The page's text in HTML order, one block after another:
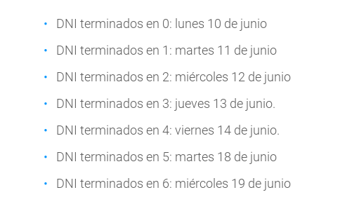
DNI terminados en 0: lunes 10 de junio
DNI terminados en 1: martes 11 de junio
DNI terminados en 2: miércoles 12 de junio
DNI terminados en 3: jueves 13 de junio.
DNI terminados en 4: viernes 14 de junio.
DNI terminados en 5: martes 18 de junio
DNI terminados en 6: miércoles 19 de junio